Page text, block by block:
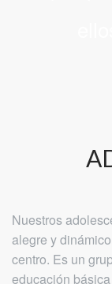
Nuestros
alegre y
centro. Es un
educación